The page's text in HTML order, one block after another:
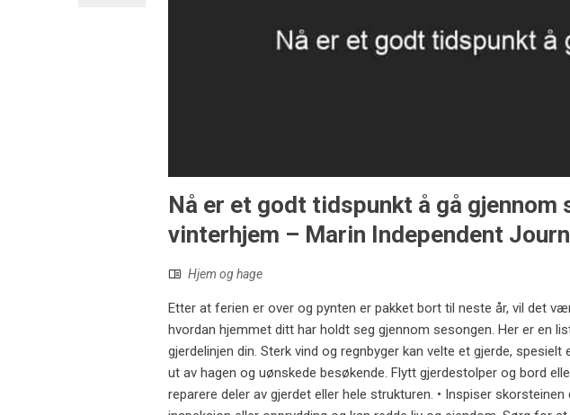
Nå er et godt tidspunkt å gå gjennom
vinterhjem – Marin Independent
Hjem og hage
Etter at ferien er over og pynten er pakket bort til neste år, vil det
hvordan hjemmet ditt har holdt seg gjennom sesongen. Her er en
gjerdelinjen din. Sterk vind og regnbyger kan velte et gjerde,
ut av hagen og uønskede besøkende. Flytt gjerdestolper og bord
reparere deler av gjerdet eller hele strukturen. • Inspiser